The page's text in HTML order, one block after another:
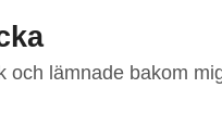
och lämnade bakom